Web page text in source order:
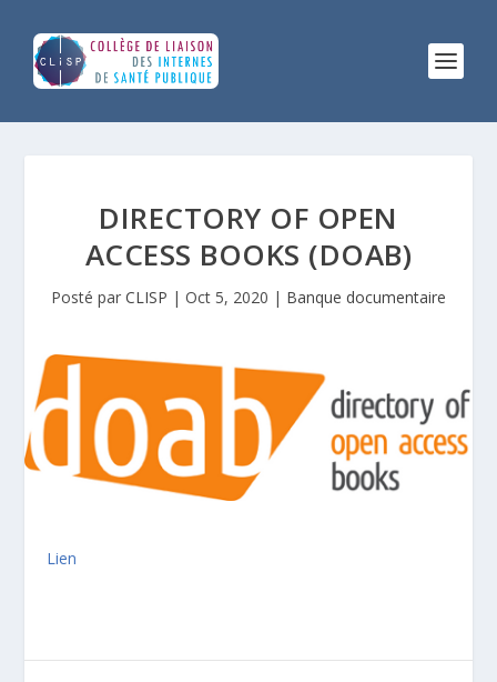
DIRECTORY OF OPEN
ACCESS BOOKS (DOAB)
Posté par CLISP | Oct 5, 2020 | Banque documentaire
Lien